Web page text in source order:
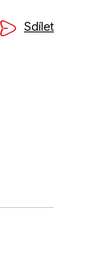
Sdílet